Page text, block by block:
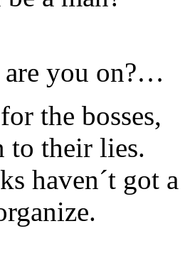
you on?…
the bosses,
to their lies.
haven´t got a